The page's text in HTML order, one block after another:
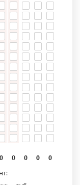
0 0 0 0 0